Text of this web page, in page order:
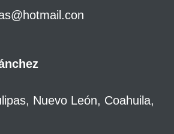
Nuevo León, Coahuila,